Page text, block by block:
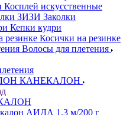
искусственные
ЗИЗИ Заколки
Кепки кудри
Косички на резинке
Волосы для плетения
КАНЕКАЛОН